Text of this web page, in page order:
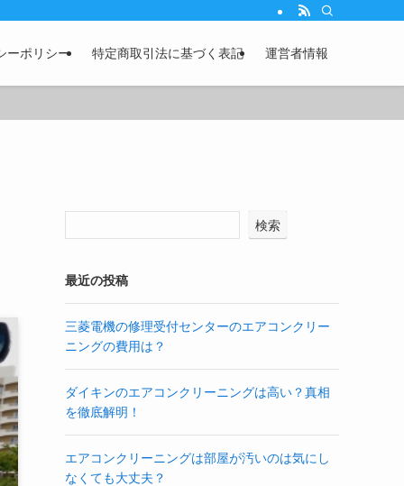
ーポリシー 特定商取引法に基づく表記 運営者情報
検索
最近の投稿
三菱電機の修理受付センターのエアコンクリー
ニングの費用は？
ダイキンのエアコンクリーニングは高い？真相
を徹底解明！
エアコンクリーニングは部屋が汚いのは気にし
なくても大丈夫？